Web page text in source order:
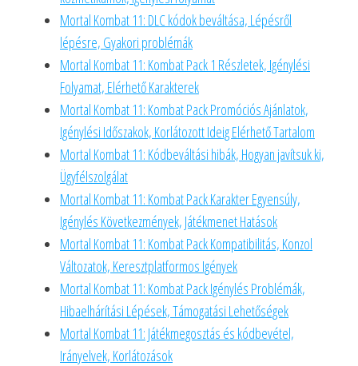
Mortal Kombat 11: DLC kódok beváltása, Lépésről
lépésre, Gyakori problémák
Mortal Kombat 11: Kombat Pack 1 Részletek, Igénylési
Folyamat, Elérhető Karakterek
Mortal Kombat 11: Kombat Pack Promóciós Ajánlatok,
Igénylési Időszakok, Korlátozott Ideig Elérhető Tartalom
Mortal Kombat 11: Kódbeváltási hibák, Hogyan javítsuk ki,
Ügyfélszolgálat
Mortal Kombat 11: Kombat Pack Karakter Egyensúly,
Igénylés Következmények, Játékmenet Hatások
Mortal Kombat 11: Kombat Pack Kompatibilitás, Konzol
Változatok, Keresztplatformos Igények
Mortal Kombat 11: Kombat Pack Igénylés Problémák,
Hibaelhárítási Lépések, Támogatási Lehetőségek
Mortal Kombat 11: Játékmegosztás és kódbevétel,
Irányelvek, Korlátozások